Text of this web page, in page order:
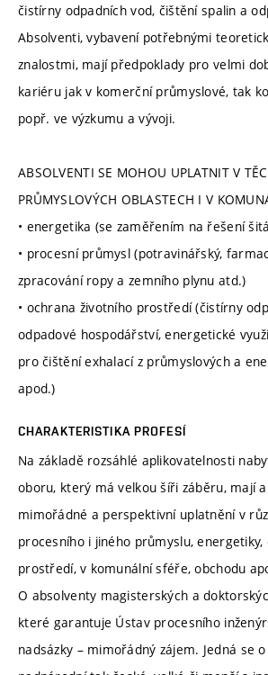
čistírny odpadních vod, čištění spalin a
Absolventi, vybavení potřebnými
znalostmi, mají předpoklady pro velmi
kariéru jak v komerční průmyslové, tak
popř. ve výzkumu a vývoji.
ABSOLVENTI SE MOHOU UPLATNIT V
PRŮMYSLOVÝCH OBLASTECH I V
• energetika (se zaměřením na řešení
• procesní průmysl (potravinářský,
zpracování ropy a zemního plynu atd.)
• ochrana životního prostředí (čistírny
odpadové hospodářství, energetické
pro čištění exhalací z průmyslových a
apod.)
CHARAKTERISTIKA PROFESÍ
Na základě rozsáhlé aplikovatelnosti
oboru, který má velkou šíři záběru, mají
mimořádné a perspektivní uplatnění v
procesního i jiného průmyslu,
prostředí, v komunální sféře, obchodu
O absolventy magisterských a
které garantuje Ústav procesního
nadsázky – mimořádný zájem. Jedná se